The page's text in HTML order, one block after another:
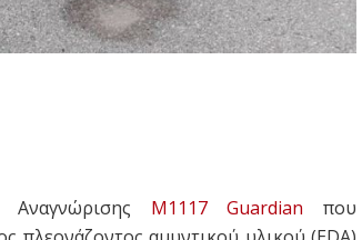
M1117 Guardian που